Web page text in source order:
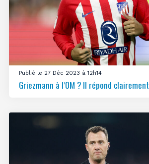
Publié le 27 Déc 2023 à 12h14
Griezmann à l’OM ? Il répond clairement